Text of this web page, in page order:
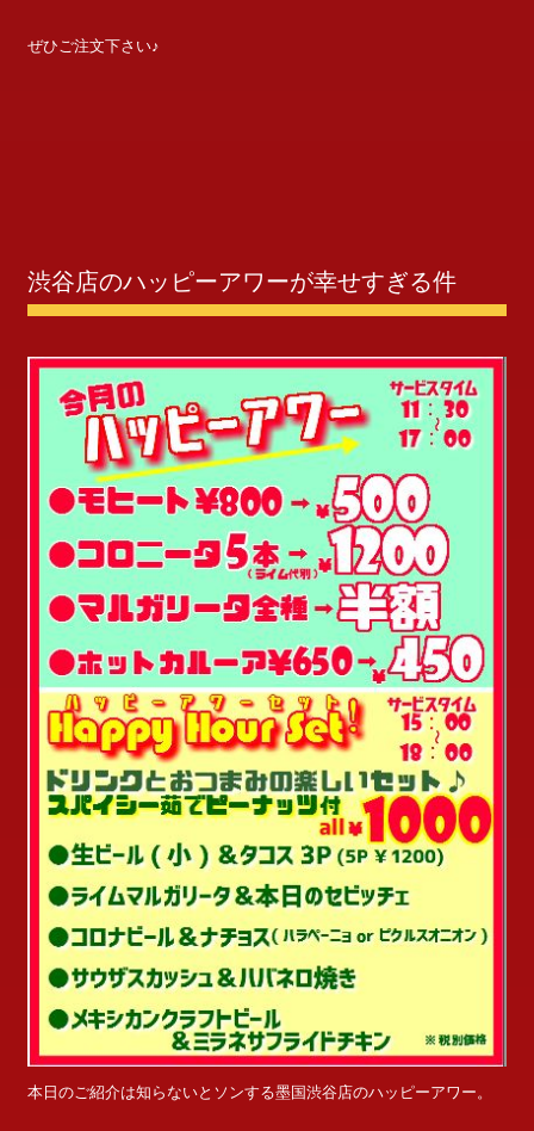
ぜひご注文下さい♪
渋谷店のハッピーアワーが幸せすぎる件
本日のご紹介は知らないとソンする墨国渋谷店のハッピーアワー。